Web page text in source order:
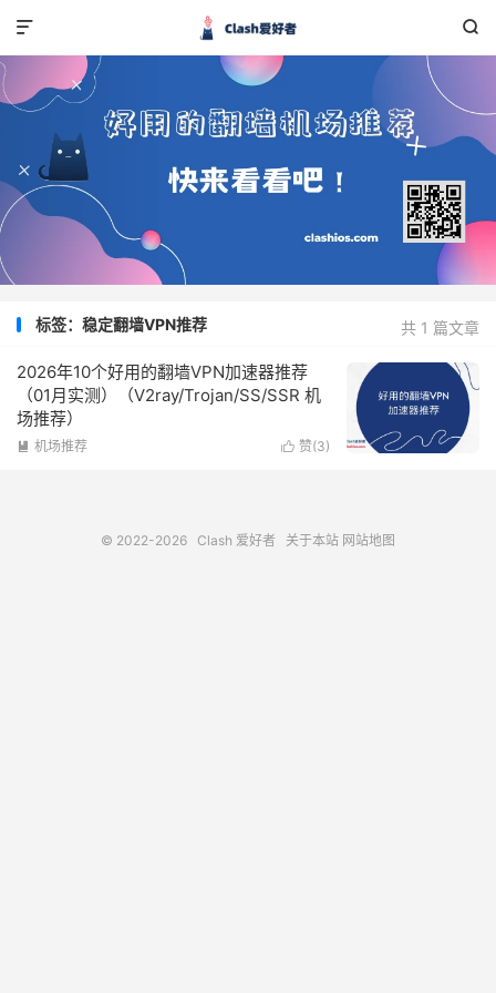


共 1 篇文章
标签：稳定翻墙VPN推荐
2026年10个好用的翻墙VPN加速器推荐
（01月实测）（V2ray/Trojan/SS/SSR 机
场推荐）
 赞(3)
 机场推荐
© 2022-2026 Clash 爱好者 关于本站 网站地图